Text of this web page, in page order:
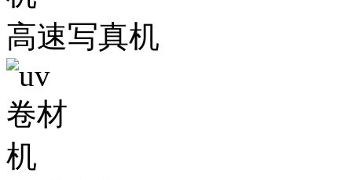
高速写真机